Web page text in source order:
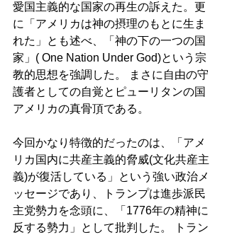
愛国主義的な国家の再生の訴えた。更
に「アメリカは神の摂理のもとに生ま
れた」とも述べ、「神の下の一つの国
家」( One Nation Under God)という宗
教的思想を強調した。 まさに自由の守
護者としての自覚とピューリタンの国
アメリカの真骨頂である。
今回かなり特徴的だったのは、「アメ
リカ国内に共産主義的脅威(文化共産主
義)が復活している」という強い政治メ
ッセージであり、トランプは進歩派民
主党勢力を念頭に、「1776年の精神に
反する勢力」として批判した。 トラン